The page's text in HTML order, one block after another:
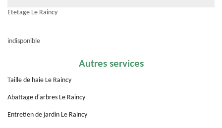
Etetage Le Raincy
indisponible
Autres services
Taille de haie Le Raincy
Abattage d'arbres Le Raincy
Entretien de jardin Le Raincy